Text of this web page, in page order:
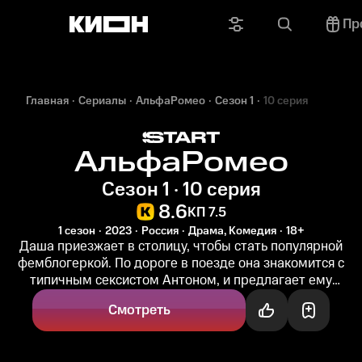
Главная Сериалы АльфаРомео Сезон 1 10 серия
АльфаРомео
Сезон 1 · 10 серия
8.6КП 7.5
1 сезон 2023 Россия Драма, Комедия 18+
Даша приезжает в столицу, чтобы стать популярной
фемблогеркой. По дороге в поезде она знакомится с
типичным сексистом Антоном, и предлагает ему
эксперимент: быть главным...
Смотреть